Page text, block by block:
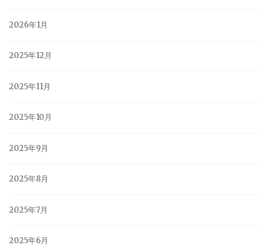
2026年1月
2025年12月
2025年11月
2025年10月
2025年9月
2025年8月
2025年7月
2025年6月